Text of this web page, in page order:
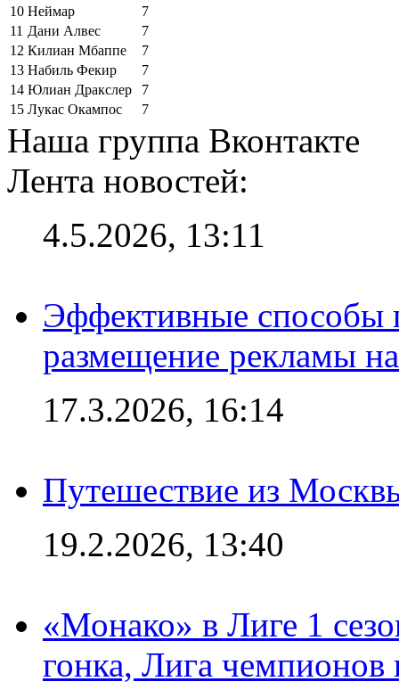
10 Неймар
7
11 Дани Алвес
7
12 Килиан Мбаппе
7
13 Набиль Фекир
7
14 Юлиан Дракслер
7
15 Лукас Окампос 7
Наша группа Вконтакте
Лента новостей:
4.5.2026, 13:11
Эффективные способы
размещение рекламы
17.3.2026, 16:14
Путешествие из
19.2.2026, 13:40
«Монако» в Лиге 1
гонка, Лига чемпионов